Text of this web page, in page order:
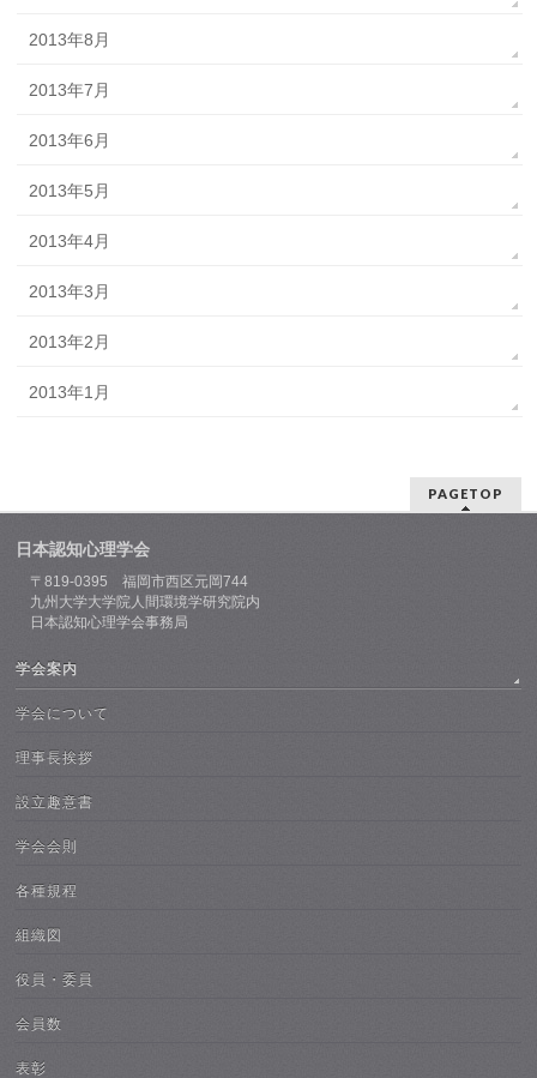
2013年8月
2013年7月
2013年6月
2013年5月
2013年4月
2013年3月
2013年2月
2013年1月
PAGETOP
日本認知心理学会
〒819-0395 福岡市西区元岡744
九州大学大学院人間環境学研究院内
日本認知心理学会事務局
学会案内
学会について
理事長挨拶
設立趣意書
学会会則
各種規程
組織図
役員・委員
会員数
表彰